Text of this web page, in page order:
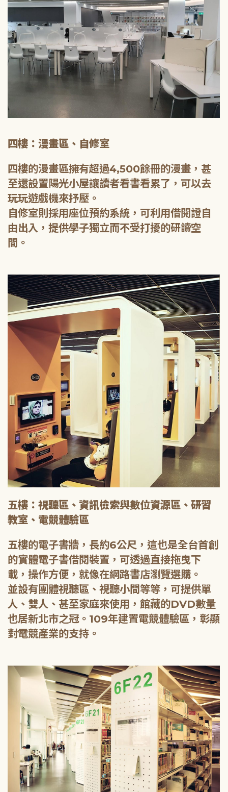
四樓：漫畫區、自修室
四樓的漫畫區擁有超過4,500餘冊的漫畫，甚
至還設置陽光小屋讓讀者看書看累了，可以去
玩玩遊戲機來抒壓。
自修室則採用座位預約系統，可利用借閱證自
由出入，提供學子獨立而不受打擾的研讀空
間。
五樓：視聽區、資訊檢索與數位資源區、研習
教室、電競體驗區
五樓的電子書牆，長約6公尺，這也是全台首創
的實體電子書借閱裝置，可透過直接拖曳下
載，操作方便，就像在網路書店瀏覽選購。
並設有團體視聽區、視聽小間等等，可提供單
人、雙人、甚至家庭來使用，館藏的DVD數量
也居新北市之冠。109年建置電競體驗區，彰顯
對電競產業的支持。